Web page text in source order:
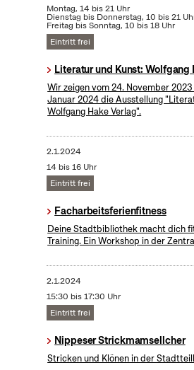
Montag, 14 bis 21 Uhr
Dienstag bis Donnerstag, 10 bis 21
Freitag bis Sonntag, 10 bis 18 Uhr
Eintritt frei
Literatur und Kunst: Wolfgang
Wir zeigen vom 24. November
Januar 2024 die Ausstellung
Wolfgang Hake Verlag".
2.1.2024
14 bis 16 Uhr
Eintritt frei
Facharbeitsferienfitness
Deine Stadtbibliothek macht dich
Training. Ein Workshop in der
2.1.2024
15:30 bis 17:30 Uhr
Eintritt frei
Nippeser Strickmamsellcher
Stricken und Klönen in der